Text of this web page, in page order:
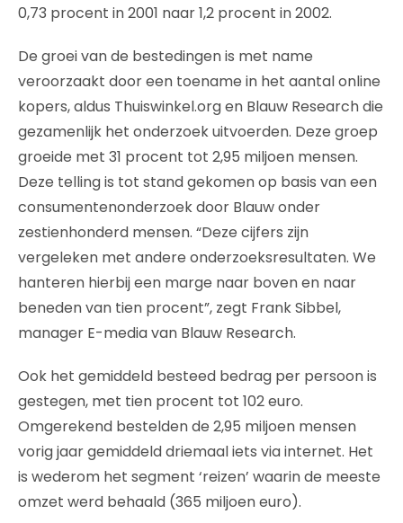
0,73 procent in 2001 naar 1,2 procent in 2002.
De groei van de bestedingen is met name
veroorzaakt door een toename in het aantal online
kopers, aldus Thuiswinkel.org en Blauw Research die
gezamenlijk het onderzoek uitvoerden. Deze groep
groeide met 31 procent tot 2,95 miljoen mensen.
Deze telling is tot stand gekomen op basis van een
consumentenonderzoek door Blauw onder
zestienhonderd mensen. “Deze cijfers zijn
vergeleken met andere onderzoeksresultaten. We
hanteren hierbij een marge naar boven en naar
beneden van tien procent”, zegt Frank Sibbel,
manager E-media van Blauw Research.
Ook het gemiddeld besteed bedrag per persoon is
gestegen, met tien procent tot 102 euro.
Omgerekend bestelden de 2,95 miljoen mensen
vorig jaar gemiddeld driemaal iets via internet. Het
is wederom het segment ‘reizen’ waarin de meeste
omzet werd behaald (365 miljoen euro).